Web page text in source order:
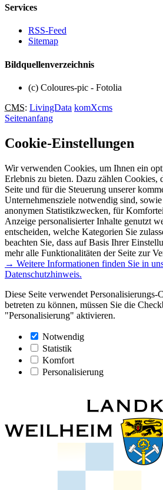
Services
RSS-Feed
Sitemap
Bildquellenverzeichnis
(c) Coloures-pic - Fotolia
CMS: LivingData komXcms
Seitenanfang
Cookie-Einstellungen
Wir verwenden Cookies, um Ihnen ein
Erlebnis zu bieten. Dazu zählen Cookies,
Seite und für die Steuerung unserer
Unternehmensziele notwendig sind,
anonymen Statistikzwecken, für
Anzeige personalisierter Inhalte genutzt
entscheiden, welche Kategorien Sie
beachten Sie, dass auf Basis Ihrer
mehr alle Funktionalitäten der Seite zur
→ Weitere Informationen finden Sie in
Datenschutzhinweis.
Diese Seite verwendet Personalisierungs-
betreten zu können, müssen Sie die
"Personalisierung" aktivieren.
Notwendig
Statistik
Komfort
Personalisierung